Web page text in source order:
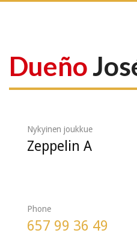
Dueño
Nykyinen joukkue
Zeppelin A
Phone
657 99 36 49